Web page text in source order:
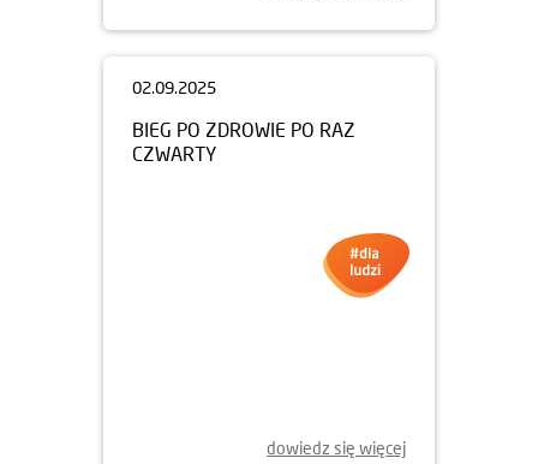
dowiedz się więcej